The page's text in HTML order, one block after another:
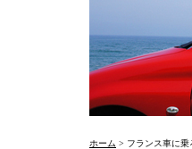
ホーム > フランス車に